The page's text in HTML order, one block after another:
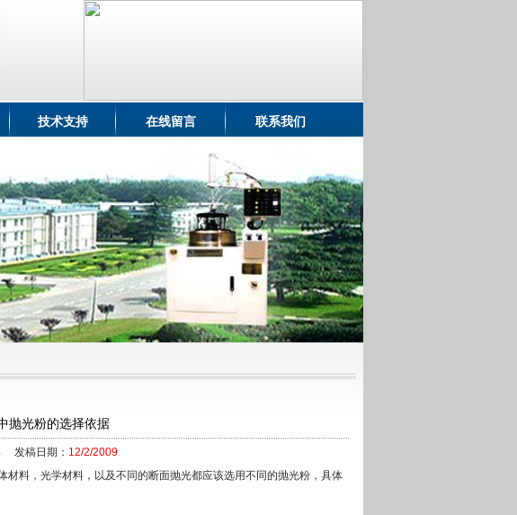
技术支持 在线留言 联系我们
抛光粉的选择依据
发稿日期： 12/2/2009
料，光学材料，以及不同的断面抛光都应该选用不同的抛光粉，具体